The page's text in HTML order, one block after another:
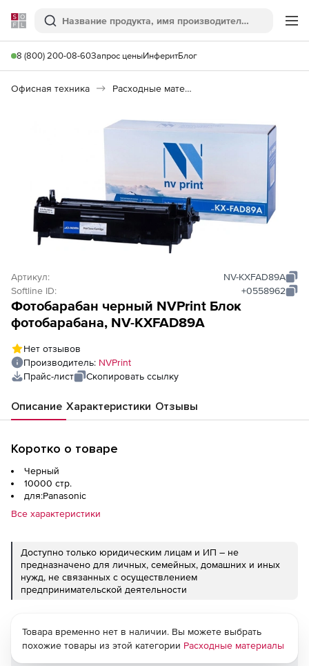
Softline
Поиск
8 (800) 200-08-60Запрос ценыИнферитБлог
Офисная техника Расходные материалы
Артикул:
NV-KXFAD89A
Softline ID:
+0558962
Фотобарабан черный NVPrint Блок
фотобарабана, NV-KXFAD89A
Нет отзывов
Производитель: NVPrint
Прайс-лист
Скопировать ссылку
Описание Характеристики Отзывы
Коротко о товаре
Черный
10000 стр.
для:Panasonic
Все характеристики
Доступно только юридическим лицам и ИП – не
предназначено для личных, семейных, домашних и иных
нужд, не связанных с осуществлением
предпринимательской деятельности
Товара временно нет в наличии. Вы можете выбрать
похожие товары из этой категории Расходные материалы